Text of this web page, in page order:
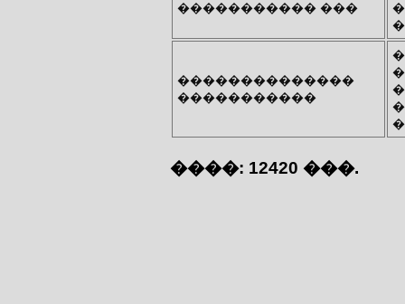
����������� ���
��������������
�����������
����: 12420 ���.